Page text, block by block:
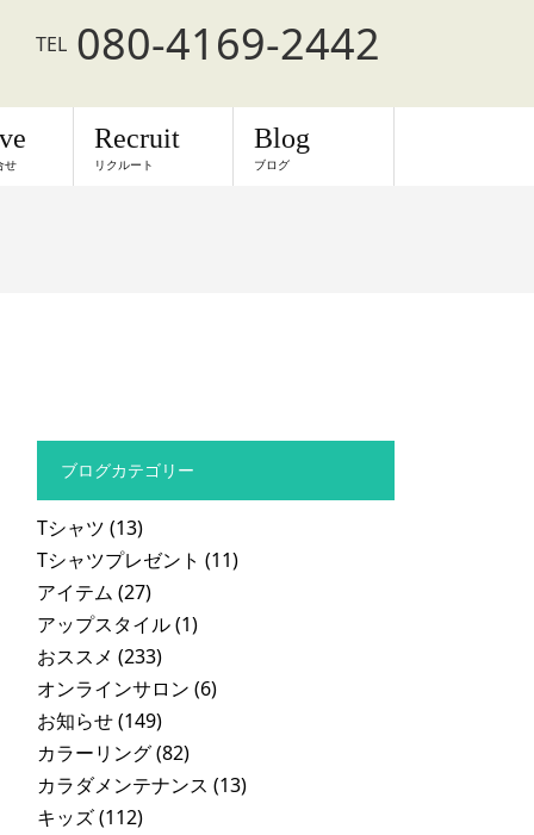
TEL 080-4169-2442
せ
Recruit
リクルート
Blog
ブログ
ブログカテゴリー
Tシャツ (13)
Tシャツプレゼント (11)
アイテム (27)
アップスタイル(1)
おススメ (233)
オンラインサロン (6)
お知らせ(149)
カラーリング(82)
カラダメンテナンス (13)
キッズ(112)